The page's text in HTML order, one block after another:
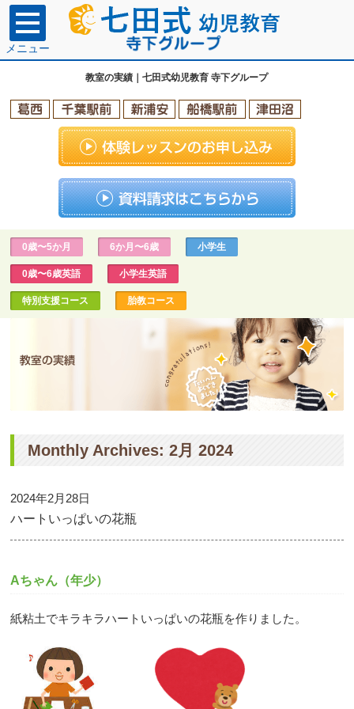
教室の実績｜七田式幼児教育 寺下グループ
メニュー
0歳〜5か月 6か月〜6歳 小学生
0歳〜6歳英語 小学生英語
特別支援コース 胎教コース
Monthly Archives: 2月 2024
2024年2月28日
ハートいっぱいの花瓶
Aちゃん（年少）
紙粘土でキラキラハートいっぱいの花瓶を作りました。